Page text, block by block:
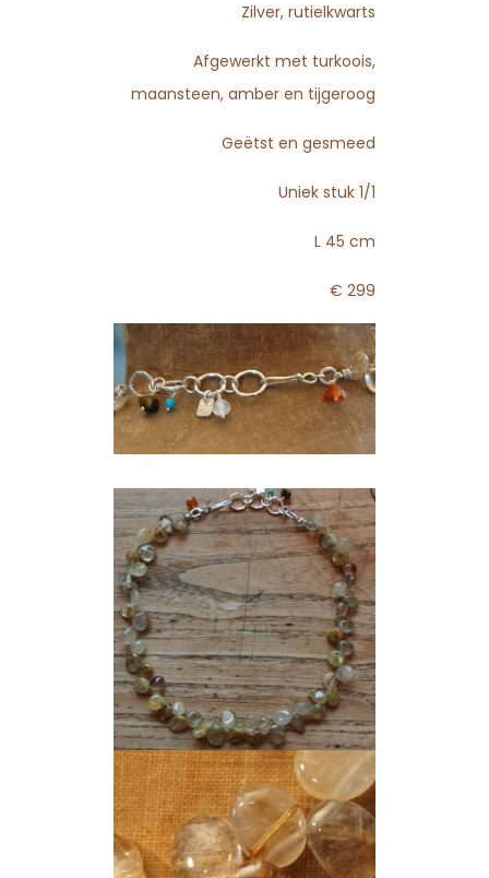
Zilver, rutielkwarts
Afgewerkt met turkoois,
maansteen, amber en tijgeroog
Geëtst en gesmeed
Uniek stuk 1/1
L 45 cm
€ 299